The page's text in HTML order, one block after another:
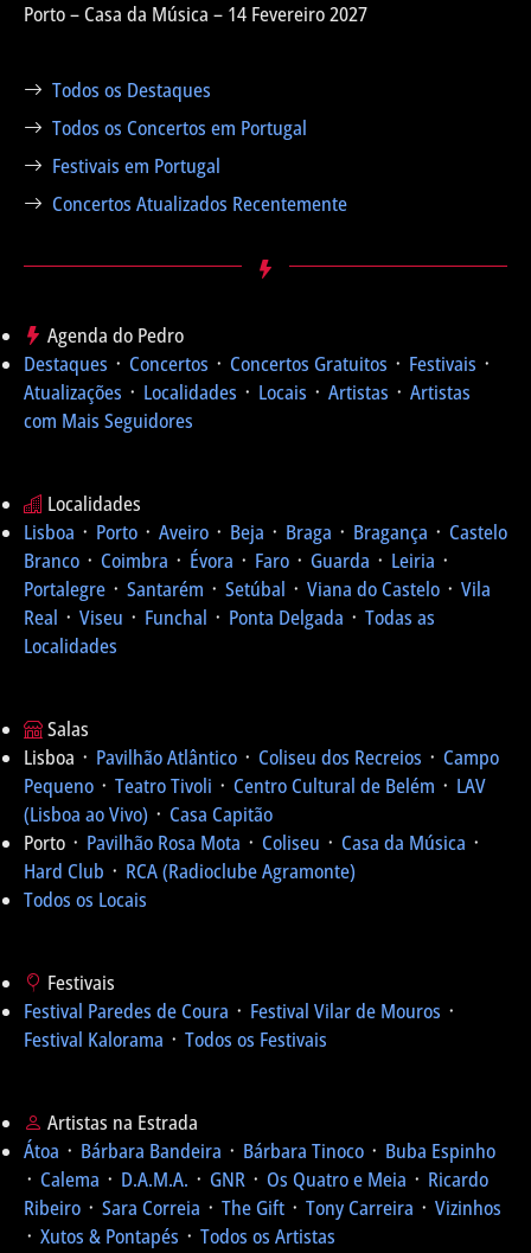
Porto – Casa da Música – 14 Fevereiro 2027
Todos os Destaques
Todos os Concertos em Portugal
Festivais em Portugal
Concertos Atualizados Recentemente
Agenda do Pedro
Destaques ᛫ Concertos ᛫ Concertos Gratuitos ᛫ Festivais ᛫
Atualizações ᛫ Localidades ᛫ Locais ᛫ Artistas ᛫ Artistas
com Mais Seguidores
Localidades
Lisboa ᛫ Porto ᛫ Aveiro ᛫ Beja ᛫ Braga ᛫ Bragança ᛫ Castelo
Branco ᛫ Coimbra ᛫ Évora ᛫ Faro ᛫ Guarda ᛫ Leiria ᛫
Portalegre ᛫ Santarém ᛫ Setúbal ᛫ Viana do Castelo ᛫ Vila
Real ᛫ Viseu ᛫ Funchal ᛫ Ponta Delgada ᛫ Todas as
Localidades
Salas
Lisboa ᛫ Pavilhão Atlântico ᛫ Coliseu dos Recreios ᛫ Campo
Pequeno ᛫ Teatro Tivoli ᛫ Centro Cultural de Belém ᛫ LAV
(Lisboa ao Vivo) ᛫ Casa Capitão
Porto ᛫ Pavilhão Rosa Mota ᛫ Coliseu ᛫ Casa da Música ᛫
Hard Club ᛫ RCA (Radioclube Agramonte)
Todos os Locais
Festivais
Festival Paredes de Coura ᛫ Festival Vilar de Mouros ᛫
Festival Kalorama ᛫ Todos os Festivais
Artistas na Estrada
Átoa ᛫ Bárbara Bandeira ᛫ Bárbara Tinoco ᛫ Buba Espinho
᛫ Calema ᛫ D.A.M.A. ᛫ GNR ᛫ Os Quatro e Meia ᛫ Ricardo
Ribeiro ᛫ Sara Correia ᛫ The Gift ᛫ Tony Carreira ᛫ Vizinhos
᛫ Xutos & Pontapés ᛫ Todos os Artistas